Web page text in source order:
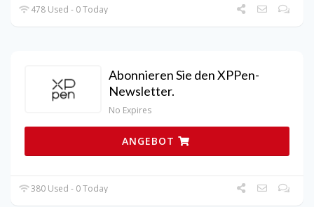
478 Used - 0 Today
Abonnieren Sie den XPPen-
Newsletter.
No Expires
ANGEBOT
380 Used - 0 Today